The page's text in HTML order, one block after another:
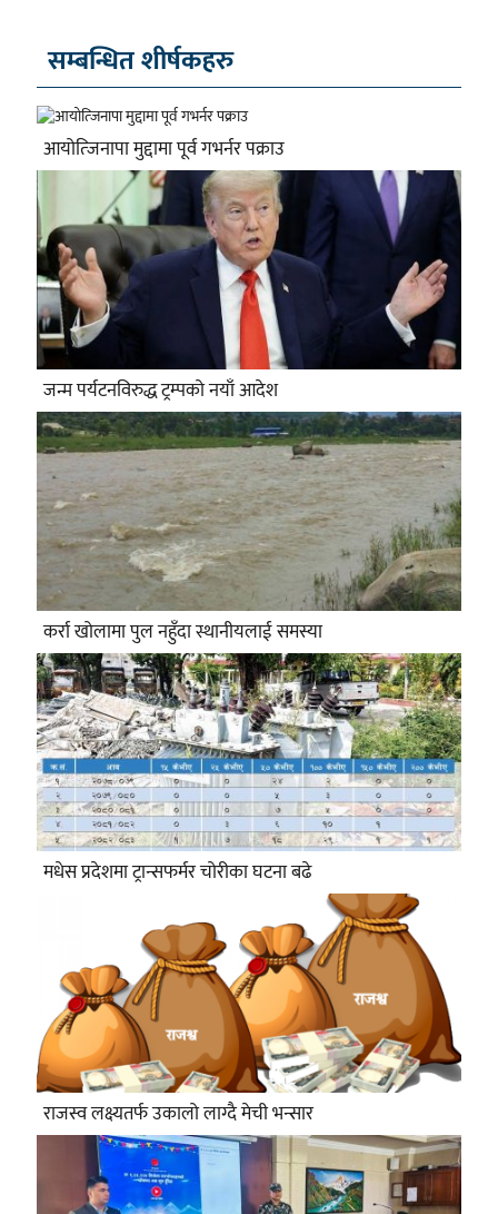
सम्बन्धित शीर्षकहरु
आयोत्जिनापा मुद्दामा पूर्व गभर्नर पक्राउ
जन्म पर्यटनविरुद्ध ट्रम्पको नयाँ आदेश
कर्रा खोलामा पुल नहुँदा स्थानीयलाई समस्या
मधेस प्रदेशमा ट्रान्सफर्मर चोरीका घटना बढे
राजस्व लक्ष्यतर्फ उकालो लाग्दै मेची भन्सार